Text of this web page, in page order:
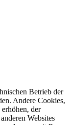
Betrieb der
Andere Cookies,
der
Websites